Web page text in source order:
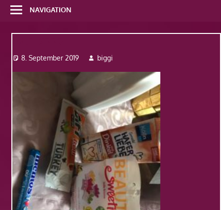
weitere
Website
NAVIGATION
8. September 2019 biggi